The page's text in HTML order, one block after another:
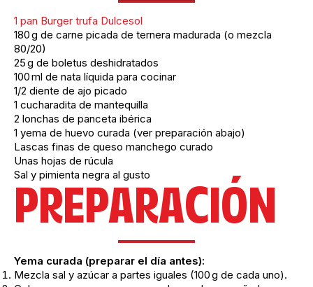
1 pan Burger trufa Dulcesol
180 g de carne picada de ternera madurada (o mezcla
80/20)
25 g de boletus deshidratados
100 ml de nata líquida para cocinar
1/2 diente de ajo picado
1 cucharadita de mantequilla
2 lonchas de panceta ibérica
1 yema de huevo curada (ver preparación abajo)
Lascas finas de queso manchego curado
Unas hojas de rúcula
Sal y pimienta negra al gusto
PREPARACIÓN
Yema curada (preparar el día antes):
Mezcla sal y azúcar a partes iguales (100 g de cada uno).